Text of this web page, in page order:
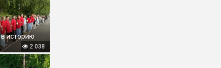
историю
2 038